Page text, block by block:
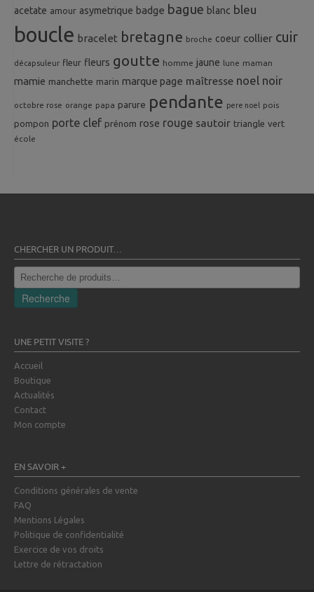
acetate amour asymetrique badge bague blanc bleu
boucle bracelet bretagne broche coeur collier cuir
décapsuleur fleur fleurs goutte homme jaune lune maman
mamie manchette marin marque page maîtresse noel noir
octobre rose orange papa parure pendante pere noel pois
pompon porte clef prénom rose rouge sautoir triangle vert
école
CHERCHER UN PRODUIT…
Recherche
pour :
Recherche
UNE PETIT VISITE ?
Accueil
Boutique
Actualités
Contact
Mon compte
EN SAVOIR +
Conditions générales de vente
FAQ
Mentions Légales
Politique de confidentialité
Exercice de vos droits
Lettre de rétractation